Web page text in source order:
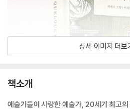
상세 이미지 더보
책소개
예술가들이 사랑한 예술가, 20세기 최고